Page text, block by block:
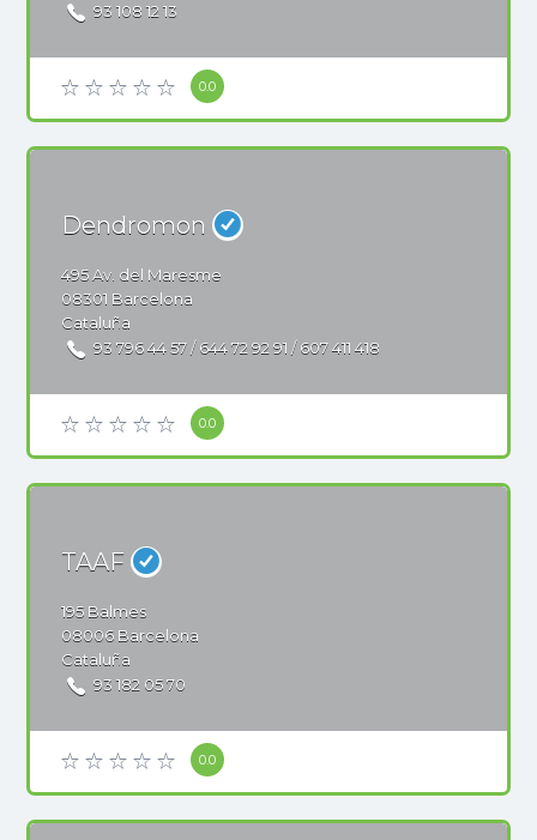
93 108 12 13
0.0
Dendromon
495Av. del Maresme
08301 Barcelona
Cataluña
93 796 44 57 / 644 72 92 91 / 607 411 418
0.0
TAAF
195 Balmes
08006 Barcelona
Cataluña
93 182 05 70
0.0